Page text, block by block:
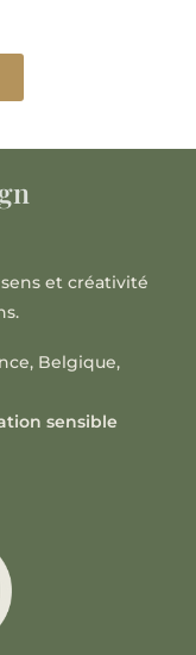
et créativité
Belgique,
sensible